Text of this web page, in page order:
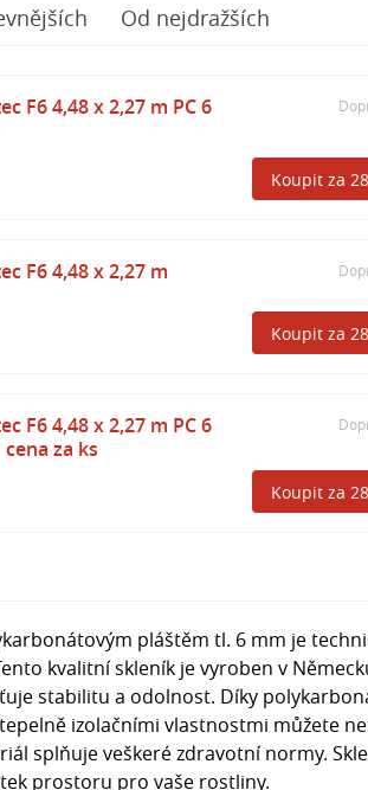
Od nejdražších
F6 4,48 x 2,27 m PC 6
Koupit za
F6 4,48 x 2,27 m
Koupit za
F6 4,48 x 2,27 m PC 6
za ks
Koupit za
pláštěm tl. 6 mm je
kvalitní skleník je vyroben v
stabilitu a odolnost. Díky
izolačními vlastnostmi můžete
splňuje veškeré zdravotní normy.
prostoru pro vaše rostliny.